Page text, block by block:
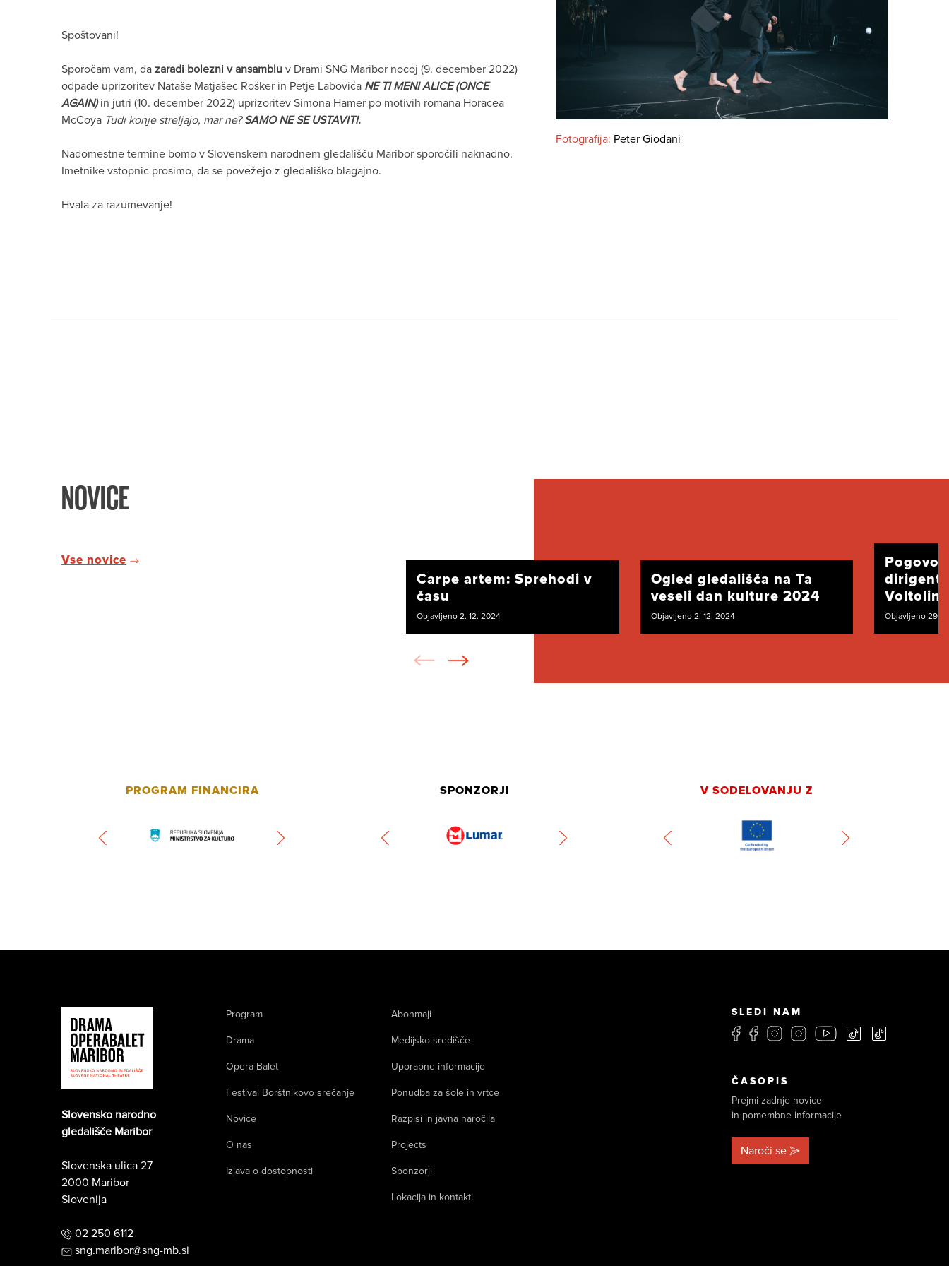
Spoštovani!
Sporočam vam, da zaradi bolezni v ansamblu v Drami SNG Maribor nocoj (9. december 2022)
odpade uprizoritev Nataše Matjašec Rošker in Petje Labovića NE TI MENI ALICE (ONCE
AGAIN)in jutri (10. december 2022) uprizoritev Simona Hamer po motivih romana Horacea
McCoya Tudi konje streljajo, mar ne? SAMO NE SE USTAVIT!.
Nadomestne termine bomo v Slovenskem narodnem gledališču Maribor sporočili naknadno.
Imetnike vstopnic prosimo, da se povežejo z gledališko blagajno.
Hvala za razumevanje!
Fotografija: Peter Giodani
NOVICE
Vse novice
Carpe artem: Sprehodi v
času
Objavljeno 2. 12. 2024
Ogled gledališča na Ta
veseli dan kulture 2024
Objavljeno 2. 12. 2024 Objavljeno 29.
PROGRAM FINANCIRA SPONZORJI V SODELOVANJU Z
Slovensko narodno
gledališče Maribor
Slovenska ulica 27
2000 Maribor
Slovenija
02 250 6112
sng.maribor@sng-mb.si
Program
Drama
Opera Balet
Festival Borštnikovo srečanje
Novice
O nas
Izjava o dostopnosti
Abonmaji
Medijsko središče
Uporabne informacije
Ponudba za šole in vrtce
Razpisi in javna naročila
Projects
Sponzorji
Lokacija in kontakti
SLEDI NAM
ČASOPIS
Prejmi zadnje novice
in pomembne informacije
Naroči se